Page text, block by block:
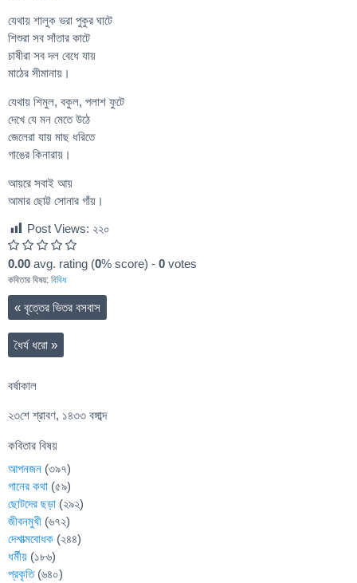
যেথায় শালুক ভরা পুকুর ঘাটে
শিশুরা সব সাঁতার কাটে
চাষীরা সব দল বেধে যায়
মাঠের সীমানায়।
যেথায় শিমুল, বকুল, পলাশ ফুটে
দেখে যে মন মেতে উঠে
জেলেরা যায় মাছ ধরিতে
গাঙের কিনারায়।
আয়রে সবাই আয়
আমার ছোট্ট সোনার গাঁয়।
Post Views: ২২০
0.00 avg. rating (0% score) - 0 votes
কবিতার বিষয়: বিবিধ
« বৃত্তের ভিতর বসবাস
ধৈর্য ধরো »
বর্ষাকাল
২৩শে শ্রাবণ, ১৪৩৩ বঙ্গাব্দ
কবিতার বিষয়
আপনজন (৩৯৭)
গানের কথা (৫৯)
ছোটদের ছড়া (২৯২)
জীবনমুখী (৬৭২)
দেশাত্মবোধক (২৪৪)
ধর্মীয় (১৮৬)
প্রকৃতি(৬৪০)